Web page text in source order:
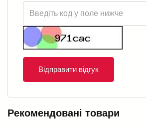
Відправити відгук
Рекомендовані товари